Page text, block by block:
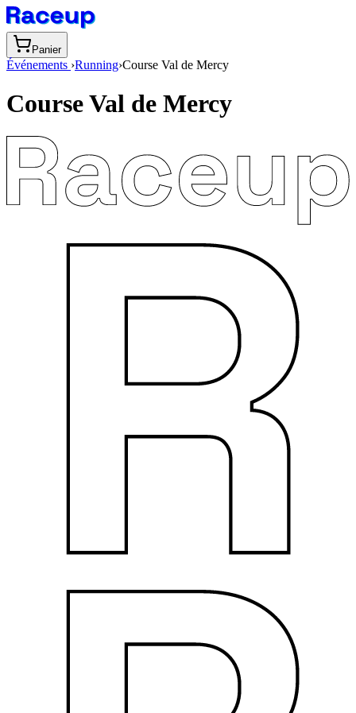
Panier
Événements ›Running›Course Val de Mercy
Course Val de Mercy